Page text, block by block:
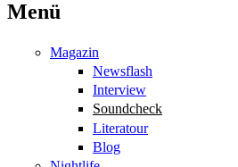
Menü
Magazin
Newsflash
Interview
Soundcheck
Literatour
Blog